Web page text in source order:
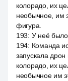
колорадо, их
необычное, им
фигура.
193: У неё
194: Команда
запускала
колорадо, их
необычное им